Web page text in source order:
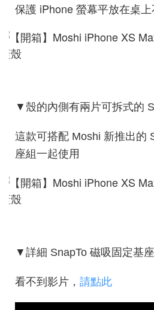
保護 iPhone 螢幕平放在桌
▼殼的內側有兩片可拆式的
這款可搭配 Moshi 新推出的
座組一起使用
▼詳細 SnapTo 磁吸固定基
看不到影片， 請點此